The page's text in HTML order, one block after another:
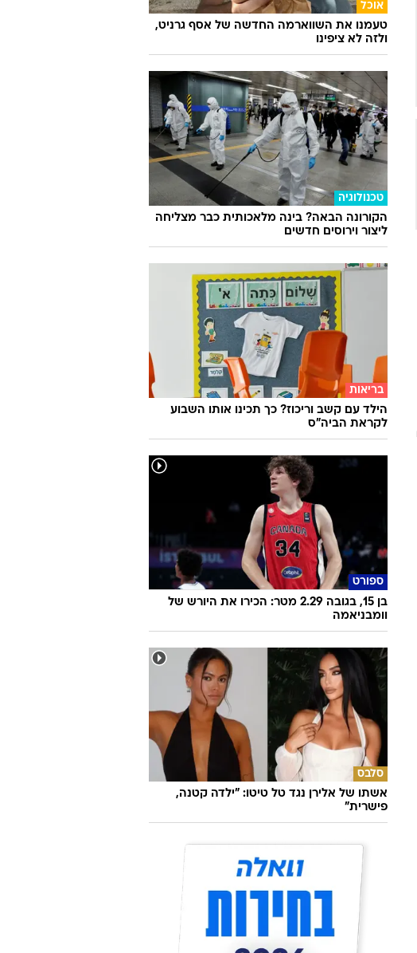
אוכל
טעמנו את השווארמה החדשה של אסף גרניט,
ולזה לא ציפינו
טכנולוגיה
הקורונה הבאה? בינה מלאכותית כבר מצליחה
ליצור וירוסים חדשים
בריאות
הילד עם קשב וריכוז? כך תכינו אותו השבוע
לקראת הביה"ס
ספורט
בן 15, בגובה 2.29 מטר: הכירו את היורש של
וומבניאמה
סלבס
אשתו של אלירן נגד טל טיטו: "ילדה קטנה,
פישרית"